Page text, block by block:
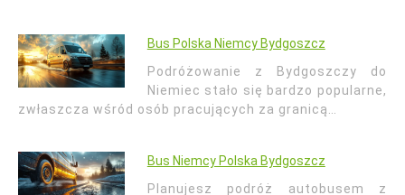
Bus Polska Niemcy Bydgoszcz
Podróżowanie z Bydgoszczy do
Niemiec stało się bardzo popularne,
zwłaszcza wśród osób pracujących za granicą…
Bus Niemcy Polska Bydgoszcz
Planujesz podróż autobusem z